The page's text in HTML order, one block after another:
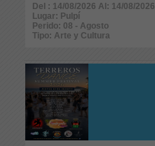
Del : 14/08/2026 Al: 14/08/2026
Lugar: Pulpí
Perido: 08 - Agosto
Tipo: Arte y Cultura